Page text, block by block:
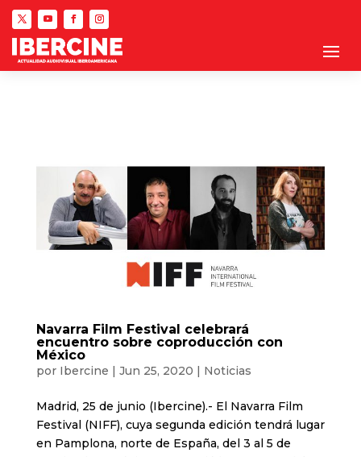
Navarra Film Festival celebrará
encuentro sobre coproducción con
México
por Ibercine | Jun 25, 2020 | Noticias
Madrid, 25 de junio (Ibercine).- El Navarra Film
Festival (NIFF), cuya segunda edición tendrá lugar
en Pamplona, norte de España, del 3 al 5 de